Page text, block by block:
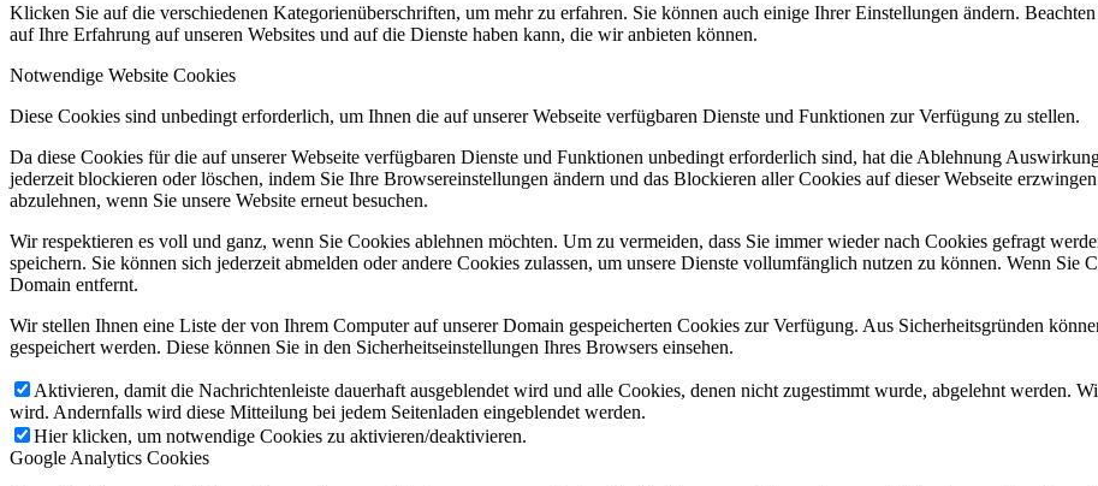
Klicken Sie auf die verschiedenen Kategorienüberschriften, um mehr zu erfahren. Sie können auch einige Ihrer Einstellungen ändern.
auf Ihre Erfahrung auf unseren Websites und auf die Dienste haben kann, die wir anbieten können.
Notwendige Website Cookies
Diese Cookies sind unbedingt erforderlich, um Ihnen die auf unserer Webseite verfügbaren Dienste und Funktionen zur Verfügung zu stellen.
Da diese Cookies für die auf unserer Webseite verfügbaren Dienste und Funktionen unbedingt erforderlich sind, hat die Ablehnung
jederzeit blockieren oder löschen, indem Sie Ihre Browsereinstellungen ändern und das Blockieren aller Cookies auf dieser Webseite
abzulehnen, wenn Sie unsere Website erneut besuchen.
Wir respektieren es voll und ganz, wenn Sie Cookies ablehnen möchten. Um zu vermeiden, dass Sie immer wieder nach Cookies gefragt
speichern. Sie können sich jederzeit abmelden oder andere Cookies zulassen, um unsere Dienste vollumfänglich nutzen zu können. Wenn Sie
Domain entfernt.
Wir stellen Ihnen eine Liste der von Ihrem Computer auf unserer Domain gespeicherten Cookies zur Verfügung. Aus Sicherheitsgründen
gespeichert werden. Diese können Sie in den Sicherheitseinstellungen Ihres Browsers einsehen.
Aktivieren, damit die Nachrichtenleiste dauerhaft ausgeblendet wird und alle Cookies, denen nicht zugestimmt wurde, abgelehnt werden.
wird. Andernfalls wird diese Mitteilung bei jedem Seitenladen eingeblendet werden.
Hier klicken, um notwendige Cookies zu aktivieren/deaktivieren.
Google Analytics Cookies